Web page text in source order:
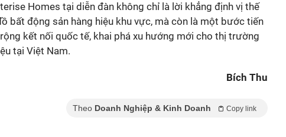
Homes tại diễn đàn không chỉ là lời khẳng định vị thế
bất động sản hàng hiệu khu vực, mà còn là một bước tiến
kết nối quốc tế, khai phá xu hướng mới cho thị trường
tại Việt Nam.
Bích Thu
Theo Doanh Nghiệp & Kinh Doanh Copy link